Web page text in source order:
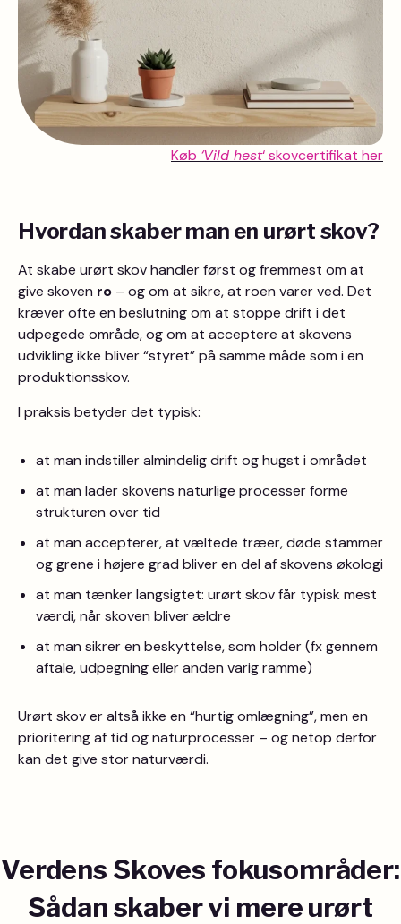
Køb ‘Vild hest‘ skovcertifikat her
Hvordan skaber man en urørt skov?
At skabe urørt skov handler først og fremmest om at
give skoven ro – og om at sikre, at roen varer ved. Det
kræver ofte en beslutning om at stoppe drift i det
udpegede område, og om at acceptere at skovens
udvikling ikke bliver “styret” på samme måde som i en
produktionsskov.
I praksis betyder det typisk:
at man indstiller almindelig drift og hugst i området
at man lader skovens naturlige processer forme
strukturen over tid
at man accepterer, at væltede træer, døde stammer
og grene i højere grad bliver en del af skovens økologi
at man tænker langsigtet: urørt skov får typisk mest
værdi, når skoven bliver ældre
at man sikrer en beskyttelse, som holder (fx gennem
aftale, udpegning eller anden varig ramme)
Urørt skov er altså ikke en “hurtig omlægning”, men en
prioritering af tid og naturprocesser – og netop derfor
kan det give stor naturværdi.
Verdens Skoves fokusområder:
Sådan skaber vi mere urørt